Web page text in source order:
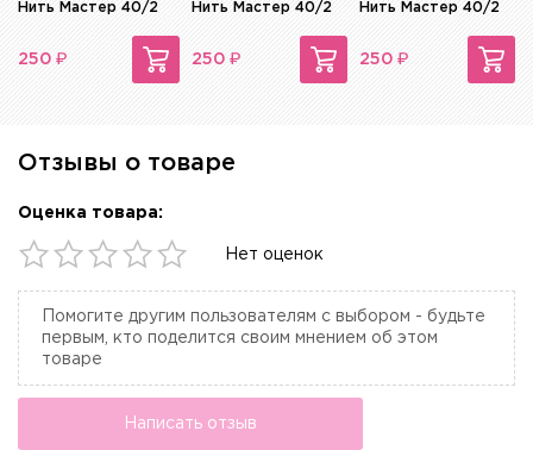
Нить Мастер 40/2
250 ₽
Нить Мастер 40/2
250 ₽
Нить Мастер 40/2
250 ₽
Отзывы о товаре
Оценка товара:
Нет оценок
Помогите другим пользователям с выбором - будьте
первым, кто поделится своим мнением об этом
товаре
Написать отзыв